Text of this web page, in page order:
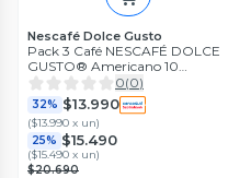
Nescafé Dolce Gusto
Pack 3 Café NESCAFÉ DOLCE
GUSTO® Americano 10
Cápsulas
0(0)
32% $13.990
($13.990 x un)
25% $15.490
($15.490 x un)
$20.690